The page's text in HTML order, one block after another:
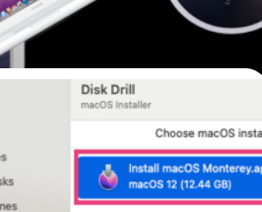
ด้ แต่ว่าถ้าจะไป Open Core Legacy
Sur ขึ้นไปก็ดูยากไป เราจึงขอแนะนำเบื้อง
ติดตั้ง macOS Catalina เพื่อนำไปใช้ลงใน
เอง สามารถตรวจสอบรหัสเครื่องที่มี
ฉลากรายละเอียดของเครื่องหรือกดปุ่ม
งจอ -> About This Mac และคลิก
ปรากฎดังภาพ และเทียบเลขรหัสว่าตรง
ม่ ดาวน์โหลด macOS Catalina
ติดตั้ง macOS บนเครื่อง
าก ๆ ด้วยโปรแกรม Disk Drill
าวิธีติดตั้ง macOS ใหม่แบบล้างเครื่อง